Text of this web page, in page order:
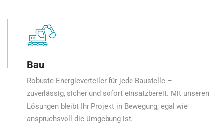
Bau
Robuste Energieverteiler für jede Baustelle –
zuverlässig, sicher und sofort einsatzbereit. Mit unseren
Lösungen bleibt Ihr Projekt in Bewegung, egal wie
anspruchsvoll die Umgebung ist.